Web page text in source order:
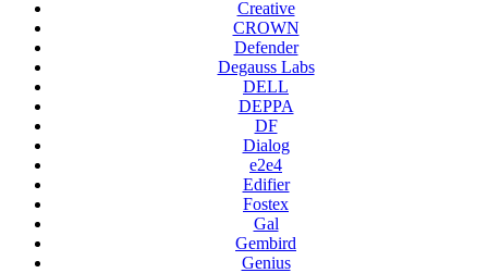
Creative
CROWN
Defender
Degauss Labs
DELL
DEPPA
DF
Dialog
e2e4
Edifier
Fostex
Gal
Gembird
Genius